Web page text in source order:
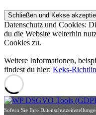
Datenschutz und Cookies:
du die Website weiterhin
Cookies zu.
Weitere Informationen,
findest du hier: Keks-
Sofern Sie Ihre